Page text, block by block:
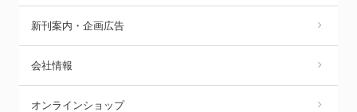
新刊案内・企画広告
会社情報
オンラインショップ